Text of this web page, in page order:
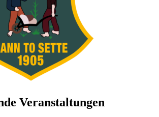
Veranstaltungen